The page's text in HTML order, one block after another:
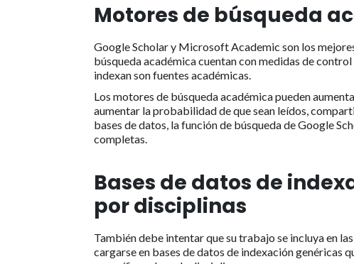
Motores de búsqueda
Google Scholar y Microsoft Academic son los
búsqueda académica cuentan con medidas de
indexan son fuentes académicas.
Los motores de búsqueda académica pueden
aumentar la probabilidad de que sean leídos,
bases de datos, la función de búsqueda de Google
completas.
Bases de datos de
por disciplinas
También debe intentar que su trabajo se incluya en
cargarse en bases de datos de indexación genéricas